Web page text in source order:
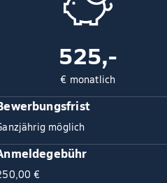
525,-
€ monatlich
möglich
€